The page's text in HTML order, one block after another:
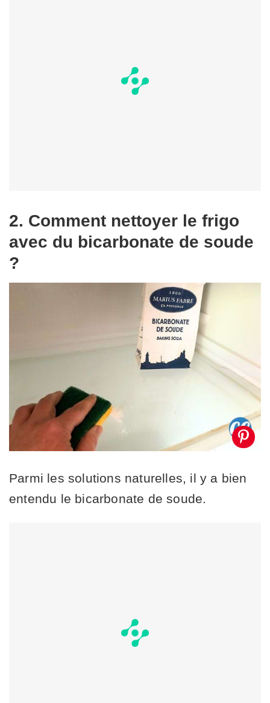
2. Comment nettoyer le frigo
avec du bicarbonate de soude
?
Parmi les solutions naturelles, il y a bien
entendu le bicarbonate de soude.